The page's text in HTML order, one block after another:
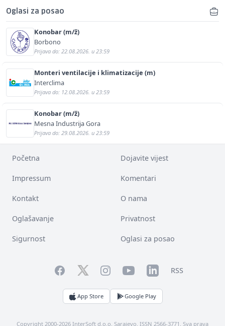
Oglasi za posao
Konobar (m/ž)
Borbono
Prijava do: 22.08.2026. u 23:59
Monteri ventilacije i klimatizacije (m)
Interclima
Prijava do: 12.08.2026. u 23:59
Konobar (m/ž)
Mesna Industrija Gora
Prijava do: 29.08.2026. u 23:59
Početna Dojavite vijest
Impressum Komentari
Kontakt O nama
Oglašavanje Privatnost
Sigurnost Oglasi za posao
FacebookTwitterInstagramYouTubeLinkedInRSS
App Store Google Play
Copyright 2000-2026 InterSoft d.o.o. Sarajevo. ISSN 2566-3771. Sva prava